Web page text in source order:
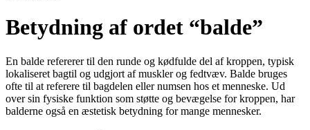
Betydning af ordet “balde”
En balde refererer til den runde og kødfulde del af kroppen, typisk
lokaliseret bagtil og udgjort af muskler og fedtvæv. Balde bruges
ofte til at referere til bagdelen eller numsen hos et menneske. Ud
over sin fysiske funktion som støtte og bevægelse for kroppen, har
balderne også en æstetisk betydning for mange mennesker.